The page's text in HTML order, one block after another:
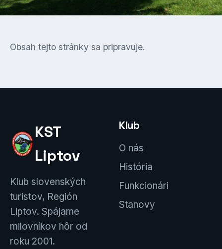
Obsah tejto stránky sa pripravuje.
KST
Liptov
Klub slovenských
turistov, Región
Liptov. Spájame
milovníkov hôr od
roku 2001.
Klub
O nás
História
Funkcionári
Stanovy